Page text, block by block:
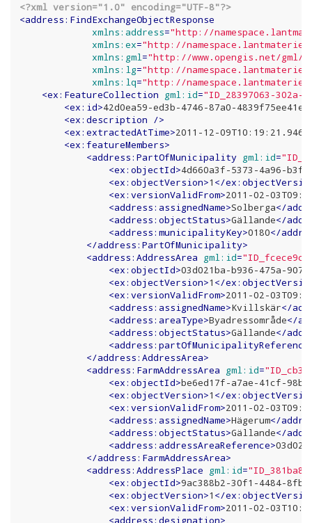
<?xml version="1.0" encoding="UTF-8"?>
<address:FindExchangeObjectResponse
xmlns:address="http://
xmlns:ex="http://
xmlns:gml="http://www.opengis.net/gml/
xmlns:lg="http://
xmlns:lq="http://
<ex:FeatureCollection gml:id="ID_28397063-302a-
<ex:id>42d0ea59-ed3b-4746-87a0-4839f75ee41e
<ex:description />
<ex:extractedAtTime>2011-12-09T10:19:21.946Z
<ex:featureMembers>
<address:PartOfMunicipality gml:id=
<ex:objectId>4d660a3f-5373-4a96-
<ex:objectVersion>1 </
<ex:versionValidFrom>2011-02-
<address:assignedName>Solberga</
<address:objectStatus>Gällande</
<address:municipalityKey>0180</
</address:PartOfMunicipality>
<address:AddressArea gml:id=
<ex:objectId>03d021ba-b936-475a-
<ex:objectVersion>1 </
<ex:versionValidFrom>2011-02-
<address:assignedName>Kvillskär</
<address:areaType>Byadressområde</
<address:objectStatus>Gällande</
<address:partOfMunicipalityReference
</address:AddressArea>
<address:FarmAddressArea gml:id=
<ex:objectId>be6ed17f-a7ae-41cf-
<ex:objectVersion>1 </
<ex:versionValidFrom>2011-02-
<address:assignedName>Hägerum</
<address:objectStatus>Gällande</
<address:addressAreaReference>
</address:FarmAddressArea>
<address:AddressPlace gml:id=
<ex:objectId>9ac388b2-30f1-4484-
<ex:objectVersion>1 </
<ex:versionValidFrom>2011-02-
<address:designation>